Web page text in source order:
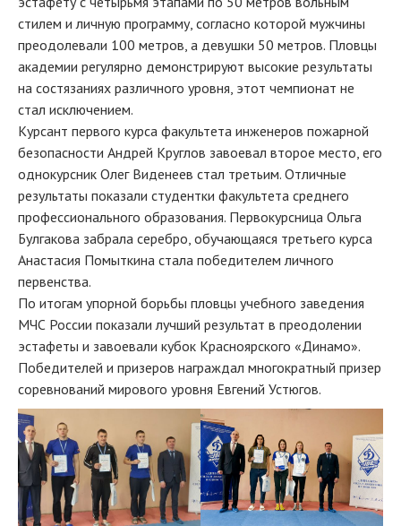
стилем и личную программу, согласно которой мужчины
преодолевали 100 метров, а девушки 50 метров. Пловцы
академии регулярно демонстрируют высокие результаты
на состязаниях различного уровня, этот чемпионат не
стал исключением.
Курсант первого курса факультета инженеров пожарной
безопасности Андрей Круглов завоевал второе место, его
однокурсник Олег Виденеев стал третьим. Отличные
результаты показали студентки факультета среднего
профессионального образования. Первокурсница Ольга
Булгакова забрала серебро, обучающаяся третьего курса
Анастасия Помыткина стала победителем личного
первенства.
По итогам упорной борьбы пловцы учебного заведения
МЧС России показали лучший результат в преодолении
эстафеты и завоевали кубок Красноярского «Динамо».
Победителей и призеров награждал многократный призер
соревнований мирового уровня Евгений Устюгов.